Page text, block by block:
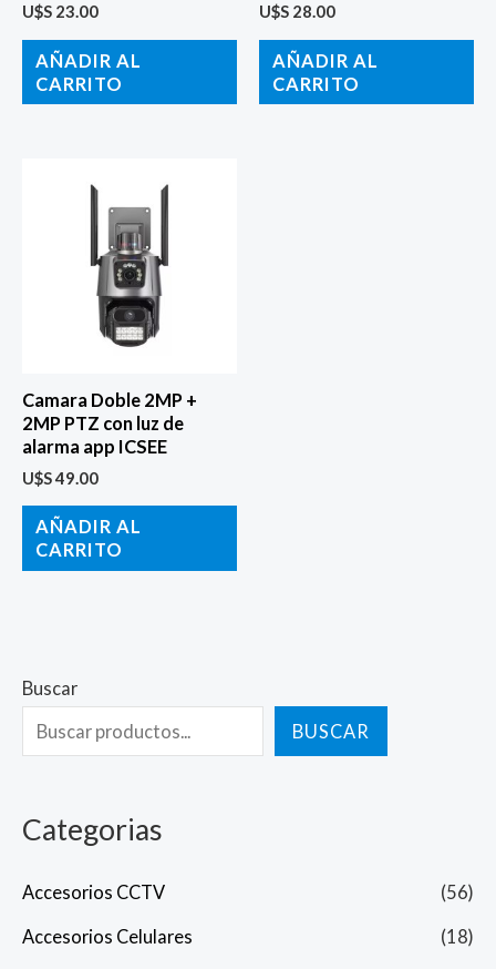
Buscar
BUSCAR
Categorias
Accesorios CCTV (56)
Accesorios Celulares (18)
U$S 23.00
AÑADIR AL
CARRITO
U$S 28.00
AÑADIR AL
CARRITO
Camara Doble 2MP +
2MP PTZ con luz de
alarma app ICSEE
U$S49.00
AÑADIR AL
CARRITO